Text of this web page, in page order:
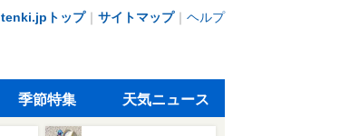
tenki.jpトップ｜ サイトマップ｜ ヘルプ
季節特集 天気ニュース